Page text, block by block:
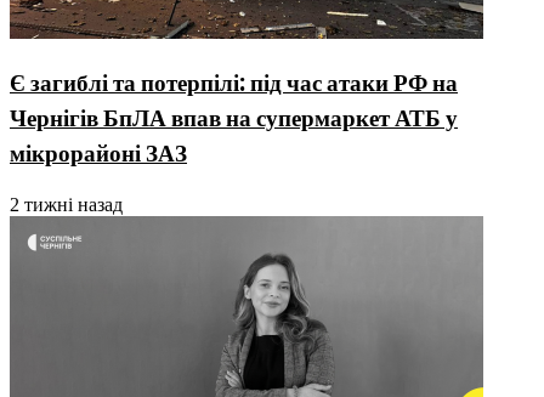
Є загиблі та потерпілі: під час атаки РФ на
Чернігів БпЛА впав на супермаркет АТБ у
мікрорайоні ЗАЗ
2 тижні назад